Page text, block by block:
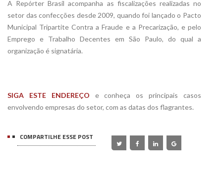
A Repórter Brasil acompanha as fiscalizações realizadas no
setor das confecções desde 2009, quando foi lançado o Pacto
Municipal Tripartite Contra a Fraude e a Precarização, e pelo
Emprego e Trabalho Decentes em São Paulo, do qual a
organização é signatária.
SIGA ESTE ENDEREÇO e conheça os principais casos
envolvendo empresas do setor, com as datas dos flagrantes.
COMPARTILHE ESSE POST